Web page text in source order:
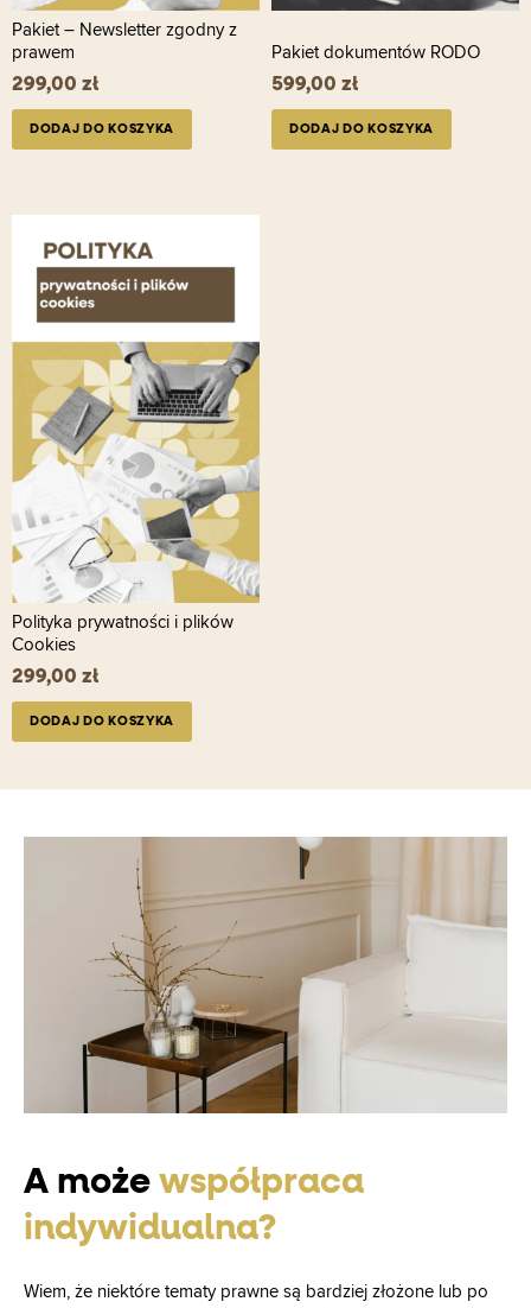
Pakiet – Newsletter zgodny z
prawem
299,00 zł
DODAJ DO KOSZYKA
Pakiet dokumentów RODO
599,00 zł
DODAJ DO KOSZYKA
Polityka prywatności i plików
Cookies
299,00 zł
DODAJ DO KOSZYKA
A może współpraca
indywidualna?
Wiem, że niektóre tematy prawne są bardziej złożone lub po